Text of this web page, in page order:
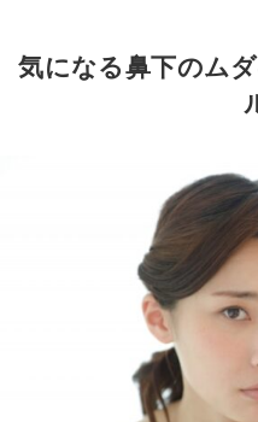
気になる鼻下のム